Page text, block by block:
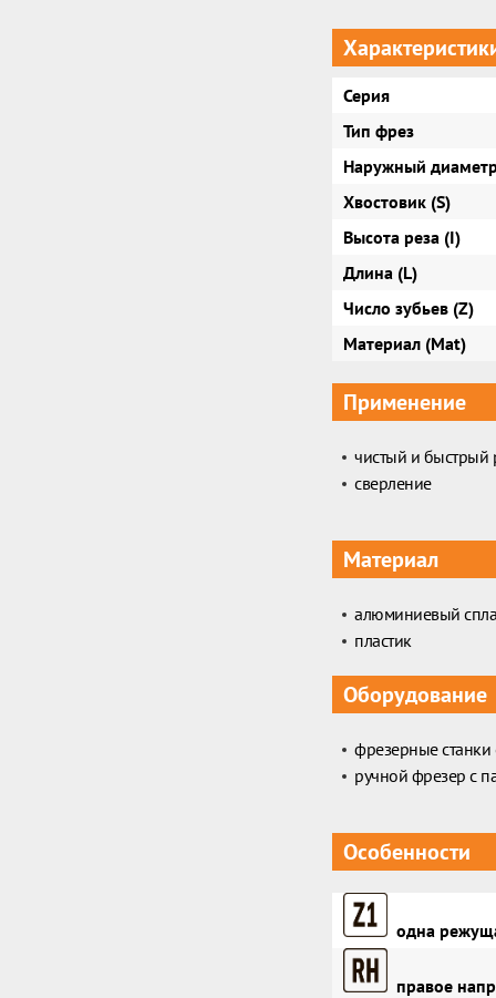
Серия
Тип фрез
Наружный
Хвостовик (S)
Высота реза (I)
Длина (L)
Число зубьев (Z)
Материал (Mat)
Применение
чистый и быстрый
сверление
Материал
алюминиевый
пластик
Оборудование
фрезерные
ручной фрезер с
Особенности
одна
правое